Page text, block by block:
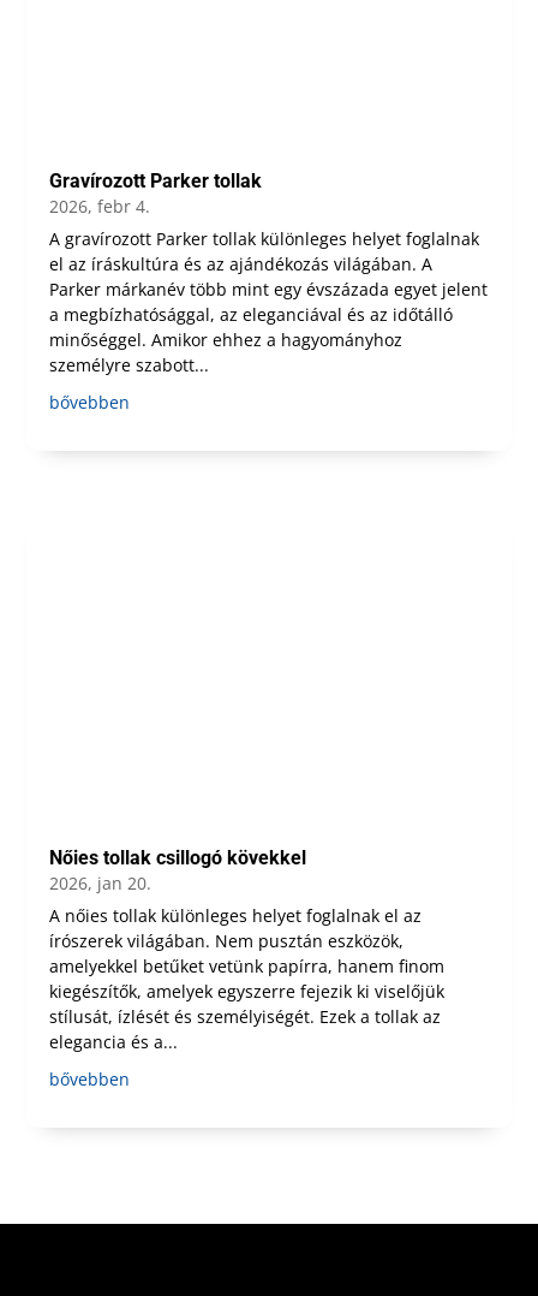
Gravírozott Parker tollak
2026, febr 4.
A gravírozott Parker tollak különleges helyet foglalnak
el az íráskultúra és az ajándékozás világában. A
Parker márkanév több mint egy évszázada egyet jelent
a megbízhatósággal, az eleganciával és az időtálló
minőséggel. Amikor ehhez a hagyományhoz
személyre szabott...
bővebben
Nőies tollak csillogó kövekkel
2026, jan 20.
A nőies tollak különleges helyet foglalnak el az
írószerek világában. Nem pusztán eszközök,
amelyekkel betűket vetünk papírra, hanem finom
kiegészítők, amelyek egyszerre fejezik ki viselőjük
stílusát, ízlését és személyiségét. Ezek a tollak az
elegancia és a...
bővebben